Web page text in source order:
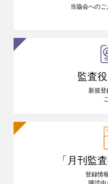
当協会への
監査
新規登
「月刊監査
登録情